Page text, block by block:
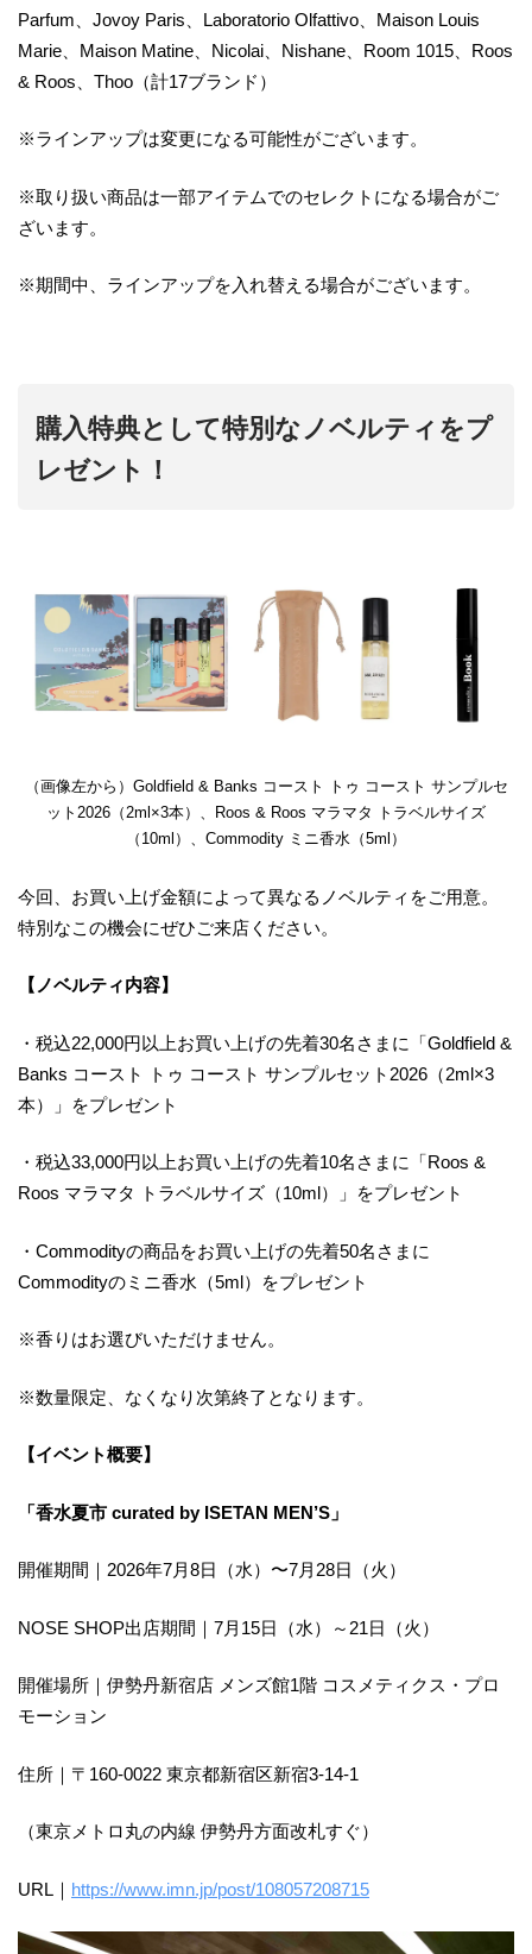
Parfum、Jovoy Paris、Laboratorio Olfattivo、Maison Louis
Marie、Maison Matine、Nicolai、Nishane、Room 1015、Roos
& Roos、Thoo（計17ブランド）
※ラインアップは変更になる可能性がございます。
※取り扱い商品は一部アイテムでのセレクトになる場合がご
ざいます。
※期間中、ラインアップを入れ替える場合がございます。
購入特典として特別なノベルティをプ
レゼント！
（画像左から）Goldfield & Banks コースト トゥ コースト サンプルセ
ット2026（2ml×3本）、Roos & Roos マラマタ トラベルサイズ
（10ml）、Commodity ミニ香水（5ml）
今回、お買い上げ金額によって異なるノベルティをご用意。
特別なこの機会にぜひご来店ください。
【ノベルティ内容】
・税込22,000円以上お買い上げの先着30名さまに「Goldfield &
Banks コースト トゥ コースト サンプルセット2026（2ml×3
本）」をプレゼント
・税込33,000円以上お買い上げの先着10名さまに「Roos &
Roos マラマタ トラベルサイズ（10ml）」をプレゼント
・Commodityの商品をお買い上げの先着50名さまに
Commodityのミニ香水（5ml）をプレゼント
※香りはお選びいただけません。
※数量限定、なくなり次第終了となります。
【イベント概要】
「香水夏市 curated by ISETAN MEN’S」
開催期間｜2026年7月8日（水）〜7月28日（火）
NOSE SHOP出店期間｜7月15日（水）～21日（火）
開催場所｜伊勢丹新宿店 メンズ館1階 コスメティクス・プロ
モーション
住所｜〒160-0022 東京都新宿区新宿3-14-1
（東京メトロ丸の内線 伊勢丹方面改札すぐ）
URL｜ https://www.imn.jp/post/108057208715